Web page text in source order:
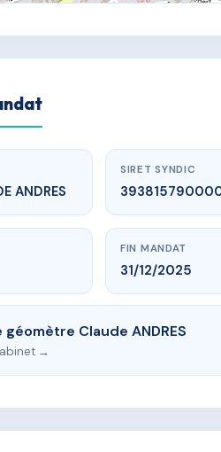
ANDRES
SIRET SYNDIC
FIN MANDAT
31/12/2025
Claude ANDRES
→